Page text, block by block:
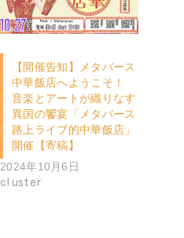
【開催告知】メタバース
中華飯店へようこそ！
音楽とアートが織りなす
異国の饗宴「メタバース
路上ライブ的中華飯店」
開催【寄稿】
2024年10月6日
cluster